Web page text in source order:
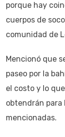
porque hay
cuerpos de
comunidad de
Mencionó que
paseo por la
el costo y lo
obtendrán
mencionadas.